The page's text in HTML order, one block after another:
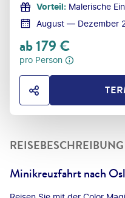
Vorteil: Malerische
August — Dezember
ab179€
pro Person
HOTEL TEILEN
REISEBESCHREIBUNG
Minikreuzfahrt nach